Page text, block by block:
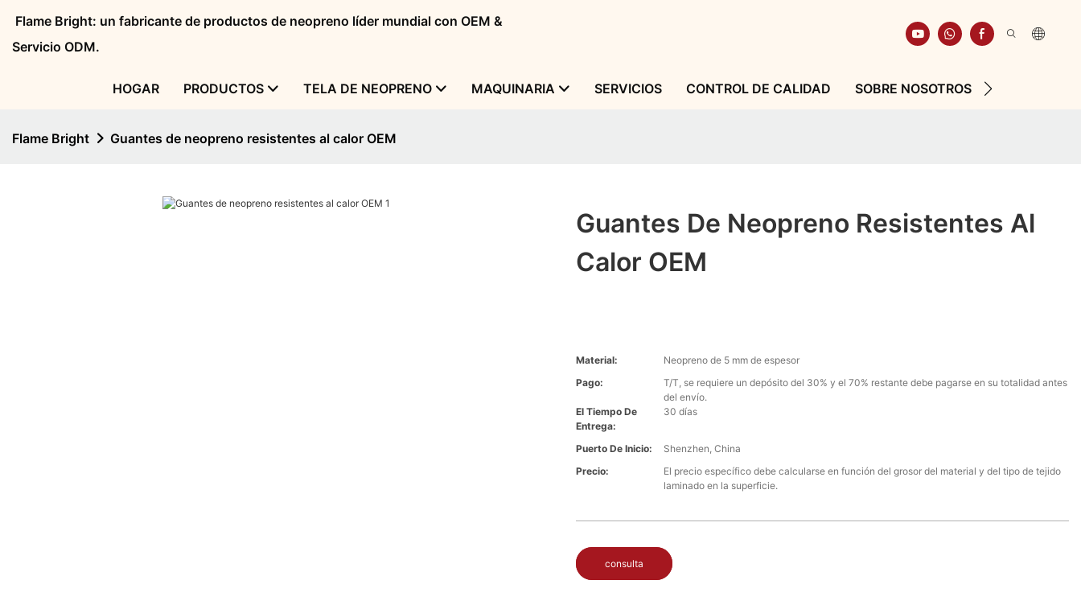
Flame Bright: un fabricante de productos de neopreno líder mundial con OEM &
Servicio ODM.
HOGAR PRODUCTOS TELA DE NEOPRENO MAQUINARIA SERVICIOS CONTROL DE CALIDAD SOBRE NOSOTROS
Flame Bright Guantes de neopreno resistentes al calor OEM
Guantes De Neopreno Resistentes Al
Calor OEM
Material:
Neopreno de 5 mm de espesor
Pago:
T/T, se requiere un depósito del 30% y el 70% restante debe pagarse en su totalidad antes
del envío.
El Tiempo De
Entrega:
30 días
Puerto De Inicio:
Shenzhen, China
Precio:
El precio específico debe calcularse en función del grosor del material y del tipo de tejido
laminado en la superficie.
consulta